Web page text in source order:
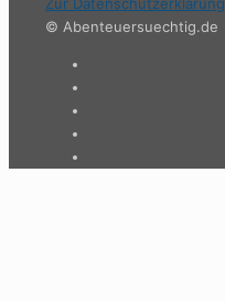
Zur Datenschutzerklärung
© Abenteuersuechtig.de